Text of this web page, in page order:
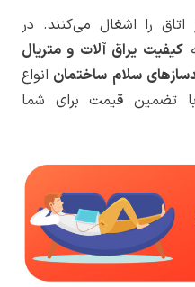
را اشغال می‌کنند. در
کیفیت یراق آلات و متریال
سلام ساختمان انواع
با تضمین قیمت‌ برای شما